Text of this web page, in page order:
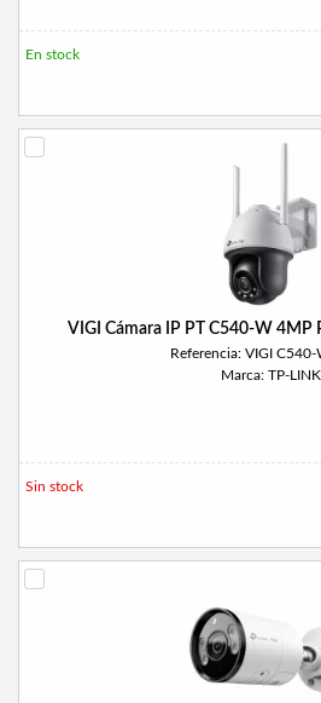
En stock
VIGI Cámara IP PT C540-W 4MP
Referencia: VIGI C540-
Marca: TP-LINK
Sin stock